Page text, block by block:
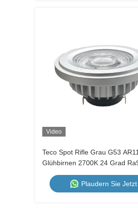
Video
Teco Spot Rifle Grau G53
Glühbirnen 2700K 24 Grad
1400Lm sehr warm Weiß
Plaudern Sie Jetzt